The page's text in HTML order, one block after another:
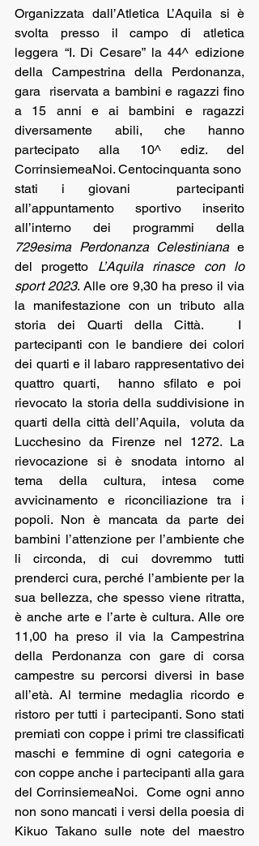
Organizzata dall’Atletica L’Aquila si è
svolta presso il campo di atletica
leggera “I. Di Cesare” la 44^ edizione
della Campestrina della Perdonanza,
gara  riservata a bambini e ragazzi fino
a 15 anni e ai bambini e ragazzi
diversamente abili, che hanno
partecipato alla 10^ ediz. del
CorrinsiemeaNoi. Centocinquanta sono
stati i giovani  partecipanti
all’appuntamento sportivo inserito
729esima Perdonanza Celestiniana e
del progetto L’Aquila rinasce con lo
sport 2023. Alle ore 9,30 ha preso il via
la manifestazione con un tributo alla
storia dei Quarti della Città.   I
partecipanti con le bandiere dei colori
dei quarti e il labaro rappresentativo dei
quattro quarti,  hanno sfilato e poi
rievocato la storia della suddivisione in
quarti della città dell’Aquila,  voluta da
Lucchesino da Firenze nel 1272. La
rievocazione si è snodata intorno al
tema della cultura, intesa come
avvicinamento e riconciliazione tra i
popoli. Non è mancata da parte dei
bambini l’attenzione per l’ambiente che
li circonda, di cui dovremmo tutti
prenderci cura, perché l’ambiente per la
sua bellezza, che spesso viene ritratta,
è anche arte e l’arte è cultura. Alle ore
11,00 ha preso il via la Campestrina
della Perdonanza con gare di corsa
campestre su percorsi diversi in base
all’età. Al termine medaglia ricordo e
ristoro per tutti i partecipanti. Sono stati
premiati con coppe i primi tre classificati
maschi e femmine di ogni categoria e
con coppe anche i partecipanti alla gara
del CorrinsiemeaNoi.  Come ogni anno
non sono mancati i versi della poesia di
Kikuo Takano sulle note del maestro